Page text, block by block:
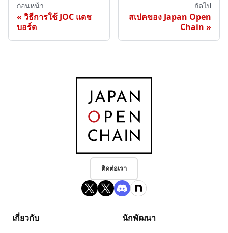
ก่อนหน้า
วิธีการใช้ JOC แดช
บอร์ด
ถัดไป
สเปคของ Japan Open
Chain
ติดต่อเรา
เกี่ยวกับ
นักพัฒนา